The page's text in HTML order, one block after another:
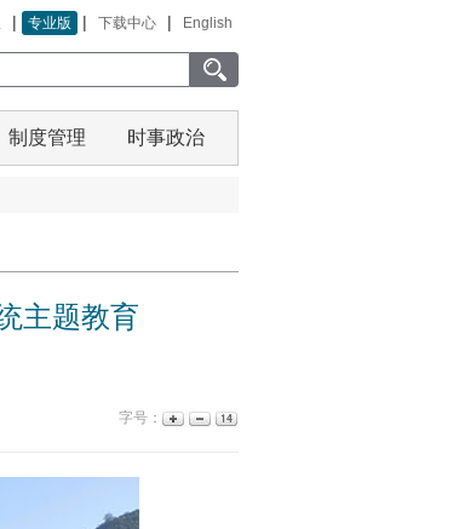
| 专业版 | 下载中心 | English
制度管理 时事政治
主题教育
字号：